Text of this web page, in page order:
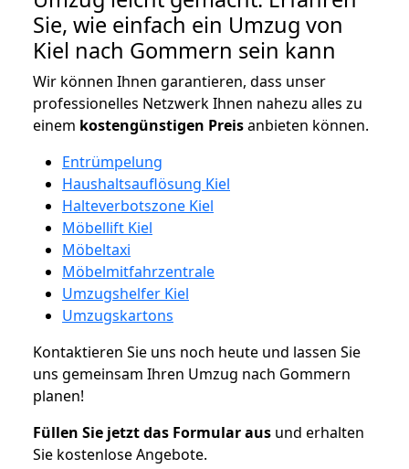
Sie, wie einfach ein Umzug von
Kiel nach Gommern sein kann
Wir können Ihnen garantieren, dass unser
professionelles Netzwerk Ihnen nahezu alles zu
einem kostengünstigen Preisanbieten können.
Entrümpelung
Haushaltsauflösung Kiel
Halteverbotszone Kiel
Möbellift Kiel
Möbeltaxi
Möbelmitfahrzentrale
Umzugshelfer Kiel
Umzugskartons
Kontaktieren Sie uns noch heute und lassen Sie
uns gemeinsam Ihren Umzug nach Gommern
planen!
Füllen Sie jetzt das Formular aus und erhalten
Sie kostenlose Angebote.